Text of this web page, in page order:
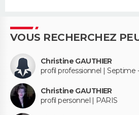
VOUS RECHERCHEZ
Christine GAUTHIER
profil professionnel | Septime
Christine GAUTHIER
profil personnel | PARIS